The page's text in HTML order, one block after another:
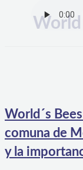
World´s
comuna de
y la